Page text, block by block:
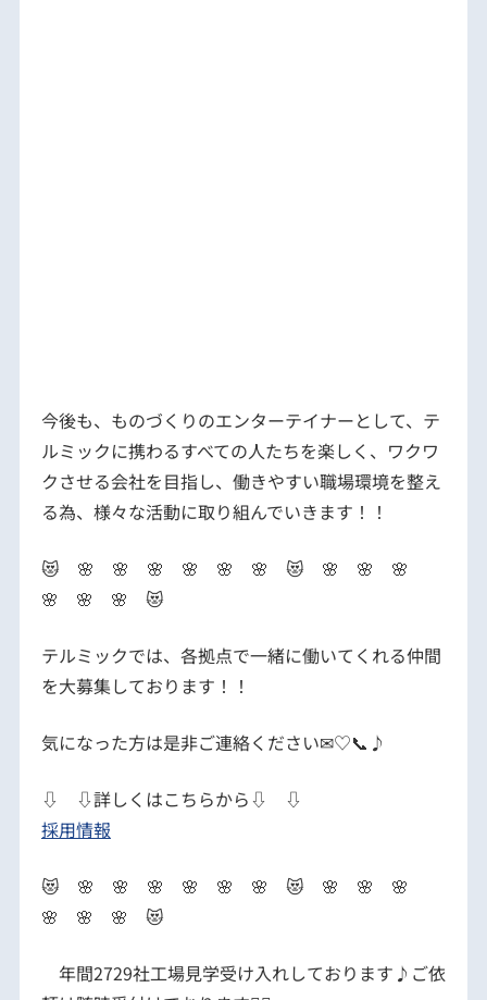
今後も、ものづくりのエンターテイナーとして、テ
ルミックに携わるすべての人たちを楽しく、ワクワ
クさせる会社を目指し、働きやすい職場環境を整え
る為、様々な活動に取り組んでいきます！！
😻 🌸 🌸 🌸 🌸 🌸 🌸 😻 🌸 🌸 🌸
🌸 🌸 🌸 😻
テルミックでは、各拠点で一緒に働いてくれる仲間
を大募集しております！！
気になった方は是非ご連絡ください✉♡📞♪
⇩ ⇩詳しくはこちらから⇩ ⇩
採用情報
😻 🌸 🌸 🌸 🌸 🌸 🌸 😻 🌸 🌸 🌸
🌸 🌸 🌸 😻
年間2729社工場見学受け入れしております♪ご依